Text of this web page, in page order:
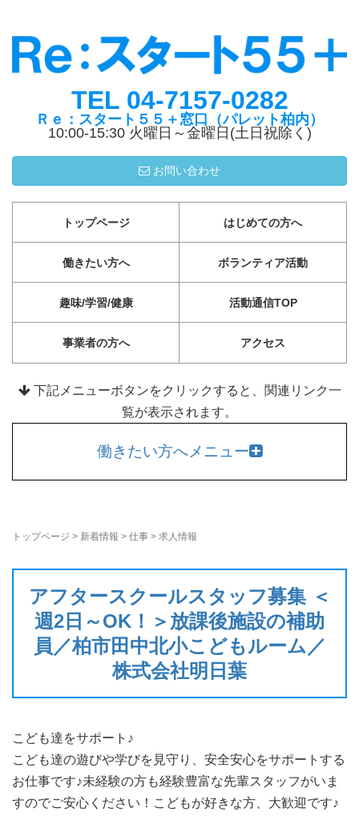
TEL 04-7157-0282
Ｒｅ：スタート５５＋窓口（パレット柏内）
10:00-15:30 火曜日～金曜日(土日祝除く)
お問い合わせ
トップページ はじめての方へ
働きたい方へ ボランティア活動
趣味/学習/健康 活動通信TOP
事業者の方へ アクセス
下記メニューボタンをクリックすると、関連リンク一
覧が表示されます。
働きたい方へメニュー
トップページ > 新着情報 > 仕事 > 求人情報
アフタースクールスタッフ募集 ＜
週2日～OK！＞放課後施設の補助
員／柏市田中北小こどもルーム／
株式会社明日葉
こども達をサポート♪
こども達の遊びや学びを見守り、安全安心をサポートする
お仕事です♪未経験の方も経験豊富な先輩スタッフがいま
すのでご安心ください！こどもが好きな方、大歓迎です♪